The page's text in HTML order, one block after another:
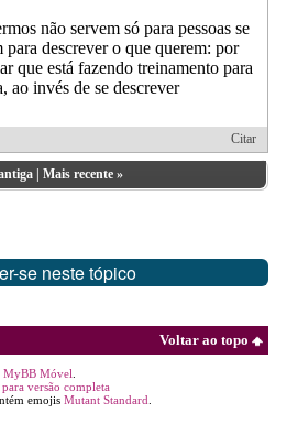
não servem só para pessoas se
para descrever o que querem: por
que está fazendo treinamento para
ao invés de se descrever
Citar
| Mais recente»
se neste tópico
Voltar ao topo
MyBB Móvel
versão completa
emojis Mutant Standard